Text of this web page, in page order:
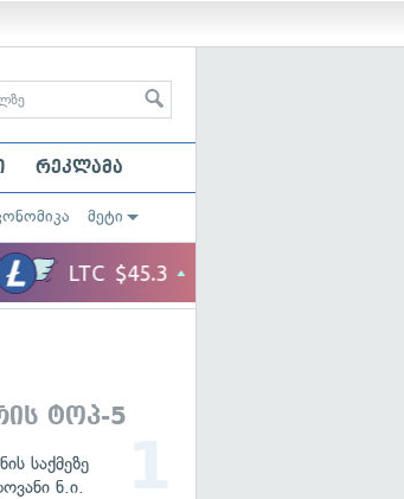
რეკლამა
მეტი
ტოპ-5
საქმეზე
ნ.ი.